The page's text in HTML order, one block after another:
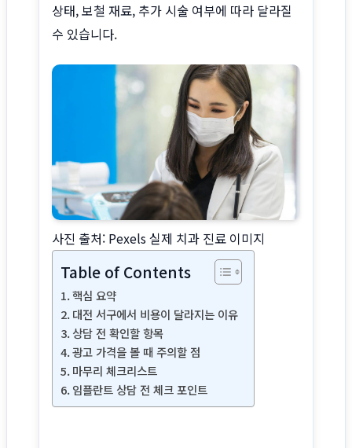
상태, 보철 재료, 추가 시술 여부에 따라 달라질
수 있습니다.
사진 출처: Pexels 실제 치과 진료 이미지
Table of Contents
핵심 요약
대전 서구에서 비용이 달라지는 이유
상담 전 확인할 항목
광고 가격을 볼 때 주의할 점
마무리 체크리스트
임플란트 상담 전 체크 포인트